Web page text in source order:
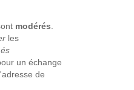
modérés.
les
un échange
de